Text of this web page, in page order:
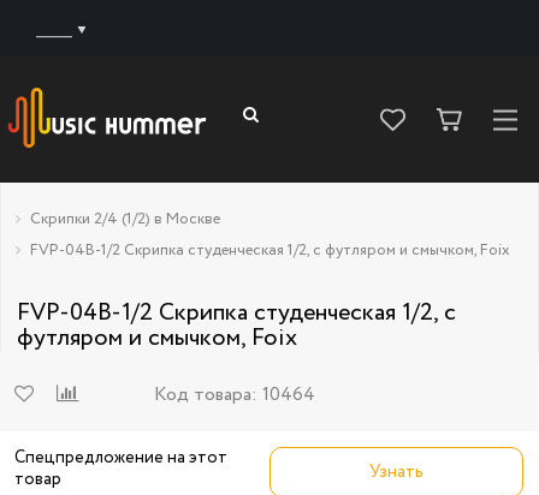
Скрипки 2/4 (1/2) в Москве
FVP-04B-1/2 Скрипка студенческая 1/2, с футляром и смычком, Foix
FVP-04B-1/2 Скрипка студенческая 1/2, с
футляром и смычком, Foix
Код товара: 10464
Спецпредложение на этот
товар
Узнать